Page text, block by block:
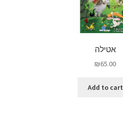
אטילה
₪65.00
Add to cart